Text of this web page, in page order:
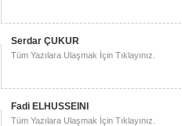
Serdar ÇUKUR
Tüm Yazılara Ulaşmak İçin Tıklayınız.
Fadi ELHUSSEINI
Tüm Yazılara Ulaşmak İçin Tıklayınız.